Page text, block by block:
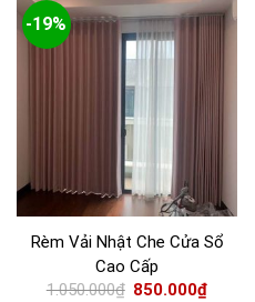
-19%
Rèm Vải Nhật Che Cửa Sổ
Cao Cấp
1.050.000₫ 850.000₫